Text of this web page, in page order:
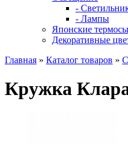
-
- Лампы
Японские термосы
Декоративные
Главная » Каталог товаров »
Кружка